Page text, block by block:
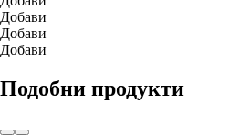
Добави
Добави
Добави
Подобни продукти